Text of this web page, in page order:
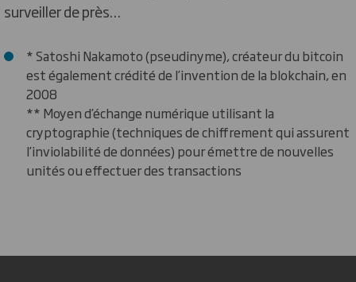
surveiller de près…
* Satoshi Nakamoto (pseudinyme), créateur du bitcoin
est également crédité de l’invention de la blokchain, en
2008
** Moyen d’échange numérique utilisant la
cryptographie (techniques de chiffrement qui assurent
l’inviolabilité de données) pour émettre de nouvelles
unités ou effectuer des transactions